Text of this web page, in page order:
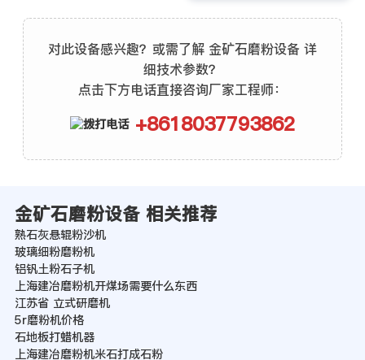
对此设备感兴趣？或需了解 金矿石磨粉设备 详
细技术参数？
点击下方电话直接咨询厂家工程师：
+8618037793862
金矿石磨粉设备 相关推荐
熟石灰悬辊粉沙机
玻璃细粉磨粉机
铝钒土粉石子机
上海建冶磨粉机开煤场需要什么东西
江苏省 立式研磨机
5r磨粉机价格
石地板打蜡机器
上海建冶磨粉机米石打成石粉